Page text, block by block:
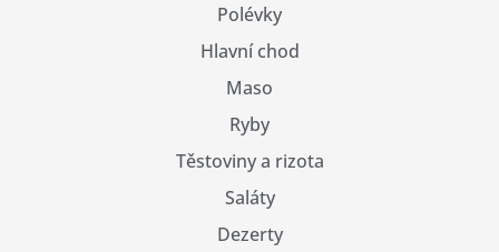
Polévky
Hlavní chod
Maso
Ryby
Těstoviny a rizota
Saláty
Dezerty